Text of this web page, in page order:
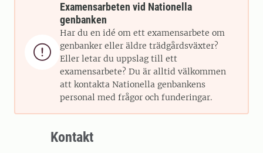

Examensarbeten vid Nationella
genbanken
Har du en idé om ett examensarbete om
genbanker eller äldre trädgårdsväxter?
Eller letar du uppslag till ett
examensarbete? Du är alltid välkommen
att kontakta Nationella genbankens
personal med frågor och funderingar.
Kontakt